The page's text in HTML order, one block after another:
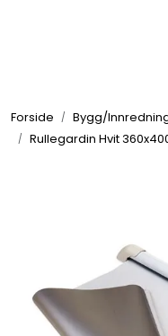
Forside Bygg/
Rullegardin Hvit
Elektrisk
VVS